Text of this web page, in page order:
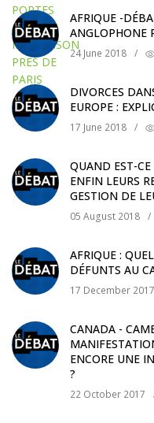
AFRIQUE -
ANGLOPHONE
24 June 2018 /
DIVORCES
EUROPE :
17 June 2018 /
QUAND EST-
ENFIN LEURS
GESTION DE
05 August 2018 /
AFRIQUE :
DÉFUNTS AU
17 December 2017
CANADA -
ENCORE UNE
?
22 October 2017